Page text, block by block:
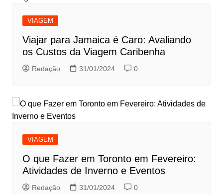
VIAGEM
Viajar para Jamaica é Caro: Avaliando
os Custos da Viagem Caribenha
Redação 31/01/2024 0
VIAGEM
O que Fazer em Toronto em Fevereiro:
Atividades de Inverno e Eventos
Redação 31/01/2024 0